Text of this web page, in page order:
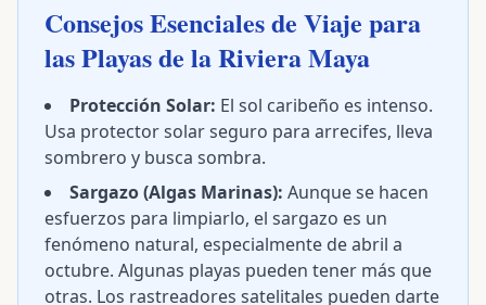
Consejos Esenciales de Viaje para
las Playas de la Riviera Maya
Protección Solar: El sol caribeño es intenso.
Usa protector solar seguro para arrecifes, lleva
sombrero y busca sombra.
Sargazo (Algas Marinas): Aunque se hacen
esfuerzos para limpiarlo, el sargazo es un
fenómeno natural, especialmente de abril a
octubre. Algunas playas pueden tener más que
otras. Los rastreadores satelitales pueden darte